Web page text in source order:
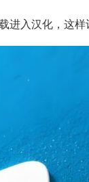
入汉化，这样